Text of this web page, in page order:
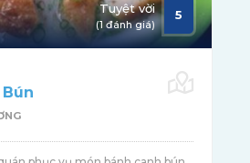
Tuyệt vời
(1 đánh giá)
5